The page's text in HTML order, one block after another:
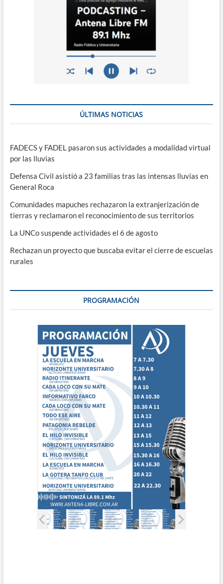
ÚLTIMAS NOTICIAS
FADECS y FADEL pasaron sus actividades a modalidad virtual
por las lluvias
Defensa Civil asistió a 23 familias tras las intensas lluvias en
General Roca
Comunidades mapuches rechazaron la extranjerización de
tierras y reclamaron el reconocimiento de sus territorios
La UNCo suspende actividades el 6 de agosto
Rechazan un proyecto que buscaba evitar el cierre de escuelas
rurales
PROGRAMACIÓN